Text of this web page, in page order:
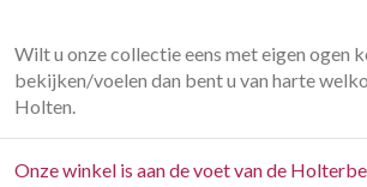
Wilt u onze collectie eens met eigen ogen
bekijken/voelen dan bent u van harte
Holten.
Onze winkel is aan de voet van de